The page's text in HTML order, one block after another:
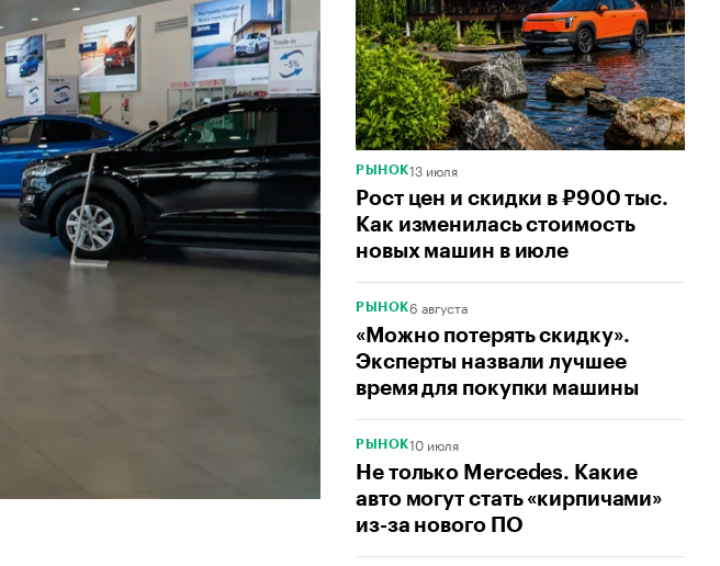
РЫНОК13 июля
Рост цен и скидки в ₽900 тыс.
Как изменилась стоимость
новых машин в июле
РЫНОК6 августа
«Можно потерять скидку».
Эксперты назвали лучшее
время для покупки машины
РЫНОК10 июля
Не только Mercedes. Какие
авто могут стать «кирпичами»
из-за нового ПО